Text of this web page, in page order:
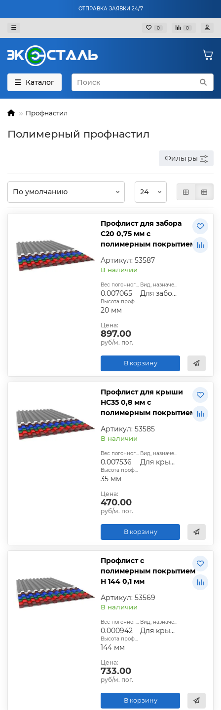
ОТПРАВКА ЗАЯВКИ 24/7
0 0
Каталог
Профнастил
Полимерный профнастил
Фильтры
Профлист для забора
С20 0,75 мм с
полимерным покрытием
Артикул: 53587
В наличии
Вес погонного метра, т.:
0.007065
Вид, назначение:
Для забора
Высота профиля:
20 мм
Цена:
897.00
руб/м. пог.
В корзину
Профлист для крыши
НС35 0,8 мм с
полимерным покрытием
Артикул: 53585
В наличии
Вес погонного метра, т.:
0.007536
Вид, назначение:
Для крыши
Высота профиля:
35 мм
Цена:
470.00
руб/м. пог.
В корзину
Профлист с
полимерным покрытием
Н 144 0,1 мм
Артикул: 53569
В наличии
Вес погонного метра, т.:
0.000942
Вид, назначение:
Для крыши
Высота профиля:
144 мм
Цена:
733.00
руб/м. пог.
В корзину